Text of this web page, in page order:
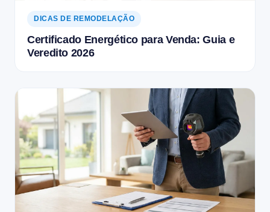
DICAS DE REMODELAÇÃO
Certificado Energético para Venda: Guia e
Veredito 2026